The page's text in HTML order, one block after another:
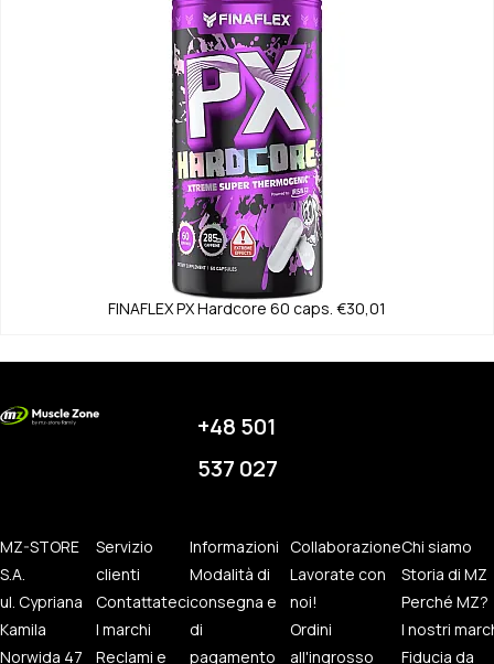
FINAFLEX PX Hardcore 60 caps. €30,01
+48 501
537 027
MZ-STORE
S.A.
ul. Cypriana
Kamila
Norwida 47
Servizio
clienti
Contattateci
I marchi
Reclami e
Informazioni
Modalità di
consegna e
di
pagamento
Collaborazione
Lavorate con
noi!
Ordini
all'ingrosso
Chi siamo
Storia di MZ
Perché MZ?
I nostri
Fiducia da